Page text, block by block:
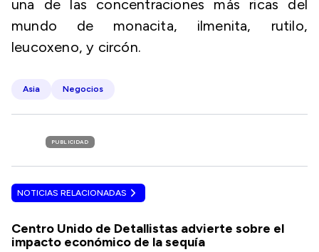
una de las concentraciones más ricas del
mundo de monacita, ilmenita, rutilo,
leucoxeno, y circón.
Asia Negocios
PUBLICIDAD
NOTICIAS RELACIONADAS
Centro Unido de Detallistas advierte sobre el
impacto económico de la sequía